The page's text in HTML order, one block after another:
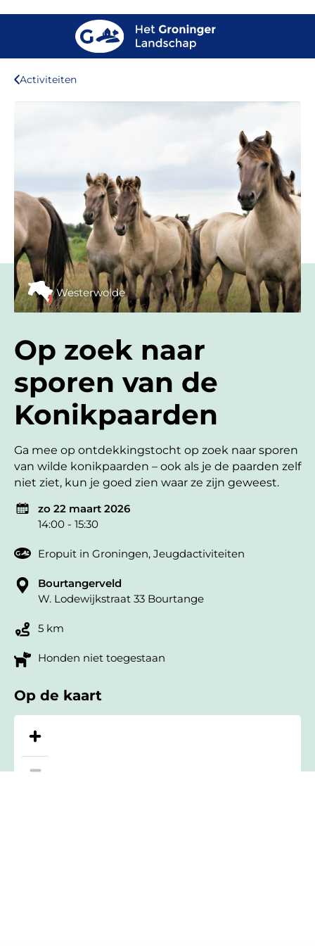
Activiteiten
Westerwolde
Op zoek naar
sporen van de
Konikpaarden
Ga mee op ontdekkingstocht op zoek naar sporen
van wilde konikpaarden – ook als je de paarden zelf
niet ziet, kun je goed zien waar ze zijn geweest.
zo 22 maart 2026
14:00 - 15:30
Eropuit in Groningen, Jeugdactiviteiten
Bourtangerveld
W. Lodewijkstraat 33 Bourtange
5 km
Honden niet toegestaan
Op de kaart